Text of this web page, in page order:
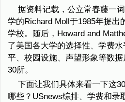
据资料记载，公立常春藤一
学的Richard Moll于1985年提出
学校。随后，Howard and
了美国各大学的选择性、学费
平、校园设施、声望形象等数
30所。
下面让我们具体来看一下这
哪些？USnews综排、学费和录